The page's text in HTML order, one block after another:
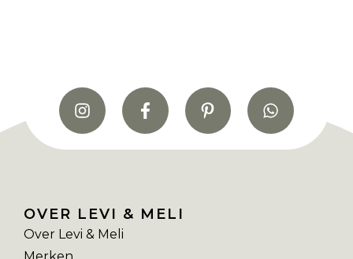
OVER LEVI & MELI
Over Levi & Meli